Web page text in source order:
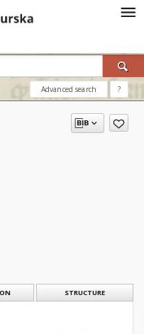
Advanced search ?
STRUCTURE